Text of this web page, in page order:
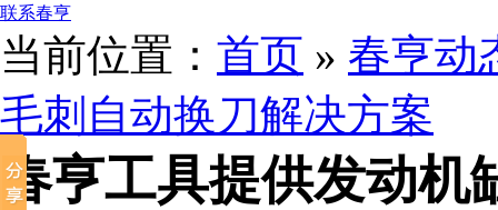
联系春亨
当前位置： 首页 » 春亨动
毛刺自动换刀解决方案
春亨工具提供发动机